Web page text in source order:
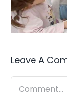
Leave A
Comment